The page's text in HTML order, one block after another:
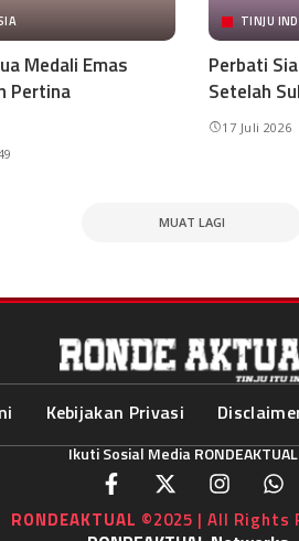
Medali Emas
Pertina
TINJU
Perbati
Setelah
17 Juli 2026
MUAT LAGI
Kebijakan Privasi
Ikuti Sosial Media
RONDEAKTUAL ©2025 | All Rights